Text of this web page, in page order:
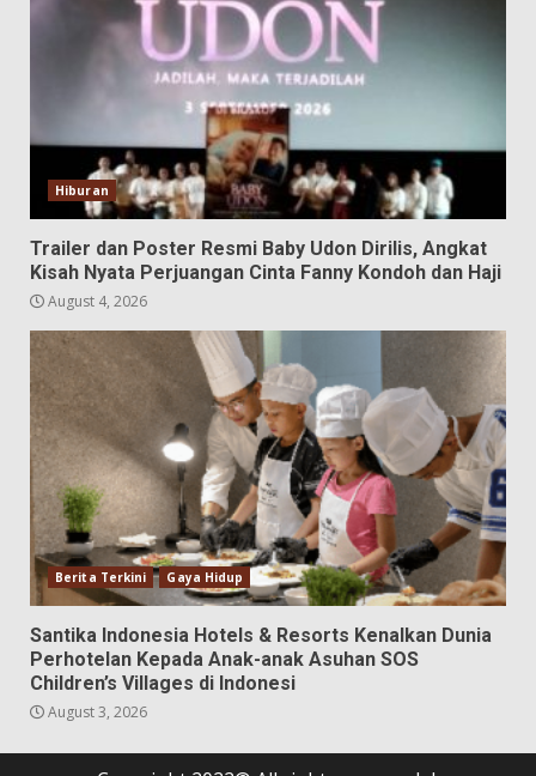
Hiburan
Trailer dan Poster Resmi Baby Udon Dirilis, Angkat
Kisah Nyata Perjuangan Cinta Fanny Kondoh dan Haji
August 4, 2026
Berita Terkini Gaya Hidup
Santika Indonesia Hotels & Resorts Kenalkan Dunia
Perhotelan Kepada Anak-anak Asuhan SOS
Children’s Villages di Indonesi
August 3, 2026